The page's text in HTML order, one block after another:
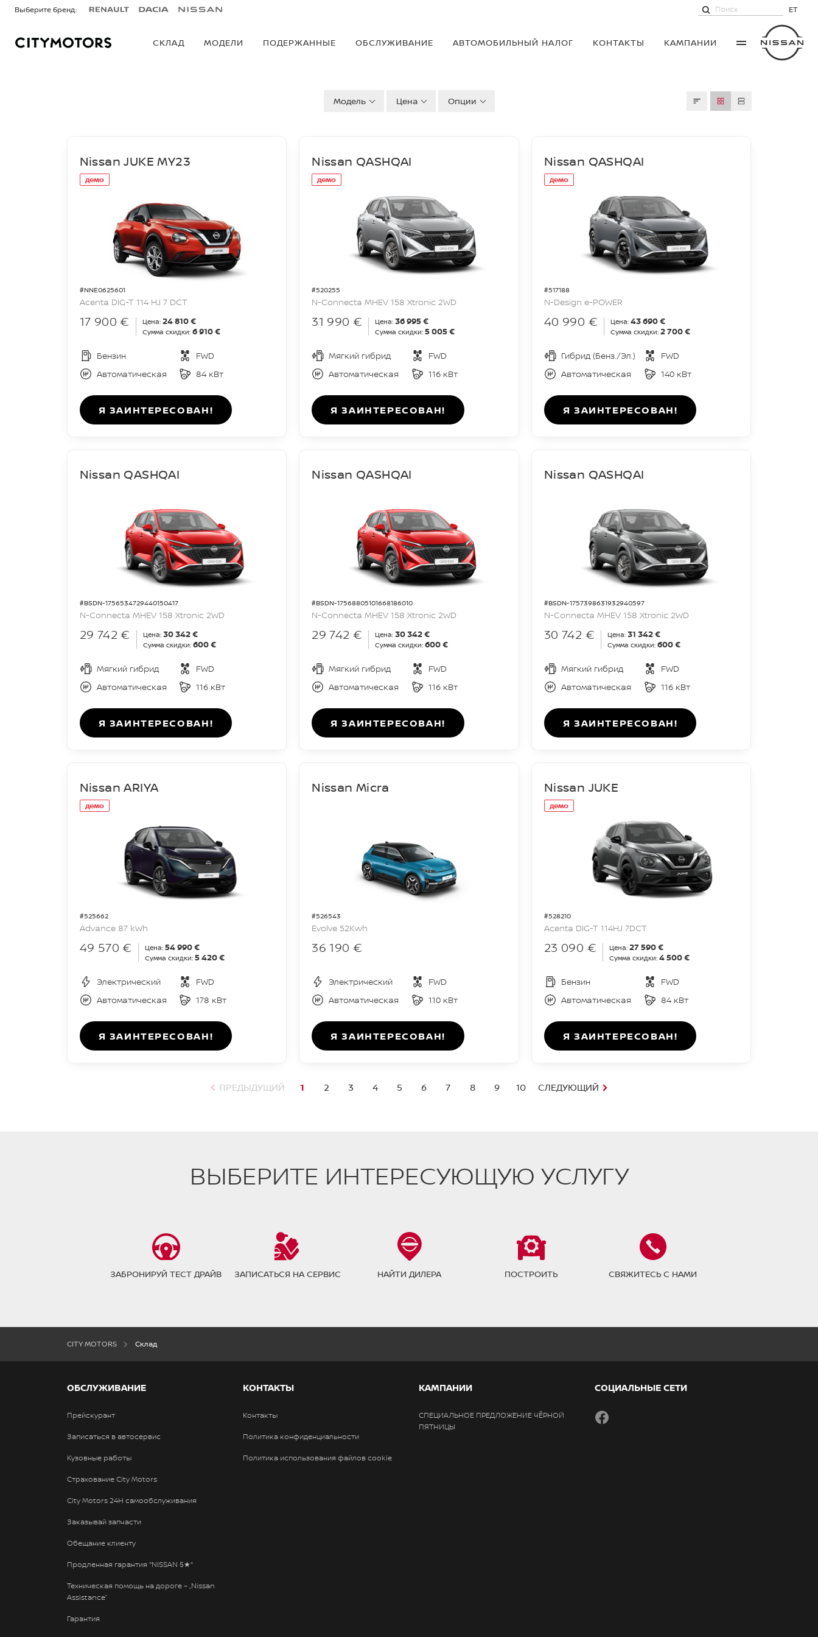
Выберите бренд:
СКЛАД МОДЕЛИ ПОДЕРЖАННЫE OБСЛУЖИВАНИЕ АВТОМОБИЛЬНЫЙ НАЛОГ КОНТАКТЫ КАМПАНИИ
ET
Модель Цена Опции
демо
#NNE0625601
Nissan JUKE MY23
Acenta DIG-T 114 HJ 7 DCT
17 900 € Цена: 24 810 €
Сумма скидки: 6 910 €
Бензин
FWD
Автоматическая
84 кВт
Я ЗАИНТЕРЕСОВАН!
демо
#520255
Nissan QASHQAI
N-Connecta MHEV 158 Xtronic 2WD
31 990 € Цена: 36 995 €
Сумма скидки: 5 005 €
Мягкий гибрид
FWD
Автоматическая
116 кВт
Я ЗАИНТЕРЕСОВАН!
демо
#517188
Nissan QASHQAI
N-Design e-POWER
40 990 € Цена: 43 690 €
Сумма скидки: 2 700 €
Гибрид (Бенз./Эл.)
FWD
Автоматическая
140 кВт
Я ЗАИНТЕРЕСОВАН!
#BSDN-1756534729440150417
Nissan QASHQAI
N-Connecta MHEV 158 Xtronic 2WD
29 742 € Цена: 30 342 €
Сумма скидки: 600 €
Мягкий гибрид
FWD
Автоматическая
116 кВт
Я ЗАИНТЕРЕСОВАН!
#BSDN-17568805101668186010
Nissan QASHQAI
N-Connecta MHEV 158 Xtronic 2WD
29 742 € Цена: 30 342 €
Сумма скидки: 600 €
Мягкий гибрид
FWD
Автоматическая
116 кВт
Я ЗАИНТЕРЕСОВАН!
#BSDN-1757398631932940597
Nissan QASHQAI
N-Connecta MHEV 158 Xtronic 2WD
30 742 € Цена: 31 342 €
Сумма скидки: 600 €
Мягкий гибрид
FWD
Автоматическая
116 кВт
Я ЗАИНТЕРЕСОВАН!
демо
#525662
Nissan ARIYA
Advance 87 kWh
49 570 € Цена: 54 990 €
Сумма скидки: 5 420 €
Электрический
FWD
Автоматическая
178 кВт
Я ЗАИНТЕРЕСОВАН!
#526543
Nissan Micra
Evolve 52Kwh
36 190 €
Электрический
FWD
Автоматическая
110 кВт
Я ЗАИНТЕРЕСОВАН!
демо
#528210
Nissan JUKE
Acenta DIG-T 114HJ 7DCT
23 090 € Цена: 27 590 €
Сумма скидки: 4 500 €
Бензин
FWD
Автоматическая
84 кВт
Я ЗАИНТЕРЕСОВАН!
ПРЕДЫДУЩИЙ СЛЕДУЮЩИЙ
1 2 3 4 5 6 7 8 9 10
ВЫБЕРИТЕ ИНТЕРЕСУЮЩУЮ УСЛУГУ
ЗАБРОНИРУЙ ТЕСТ ДРАЙВ ЗАПИСАТЬСЯ НА СЕРВИС НАЙТИ ДИЛЕРА ПОСТРОИТЬ СВЯЖИТЕСЬ С НАМИ
CITY MOTORS Склад
OБСЛУЖИВАНИЕ
Прейскурант
Записаться в автосервис
Kузовные работы
Страхование City Motors
City Motors 24H самообслуживания
Заказывай запчасти
Обещание клиенту
Продленная гарантия "NISSAN 5★"
Техническая помощь на дороге – „Nissan
Assistance”
Гарантия
КОНТАКТЫ
Контакты
Политика конфиденциальности
Политика использования файлов cookie
КАМПАНИИ
СПЕЦИАЛЬНОЕ ПРЕДЛОЖЕНИЕ ЧЁРНОЙ
ПЯТНИЦЫ
СОЦИАЛЬНЫЕ СЕТИ